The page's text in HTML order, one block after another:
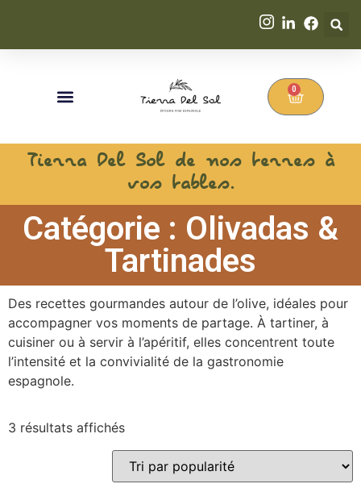
0
Tierra Del Sol de nos terres à
vos tables.
Catégorie : Olivadas &
Tartinades
Des recettes gourmandes autour de l’olive, idéales pour
accompagner vos moments de partage. À tartiner, à
cuisiner ou à servir à l’apéritif, elles concentrent toute
l’intensité et la convivialité de la gastronomie
espagnole.
3 résultats affichés